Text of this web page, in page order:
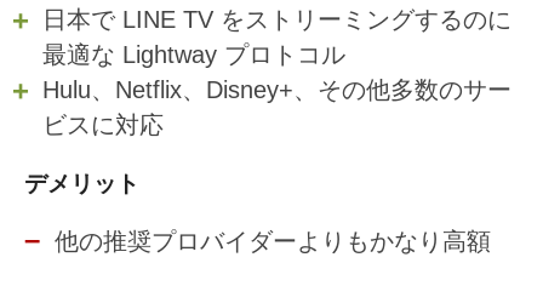
日本で LINE TV をストリーミングするのに
最適な Lightway プロトコル
Hulu、Netflix、Disney+、その他多数のサー
ビスに対応
デメリット
他の推奨プロバイダーよりもかなり高額